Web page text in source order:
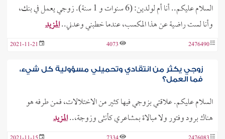
السلام عليكم.. أنا أم لولدين: (6 سنوات و 1 سنة). زوجي يعمل في بنك،
وأنا لست راضية عن هذا المكسب، عندما خطبني وعدني..المزيد
2476490
4073
2021-11-21
زوجي يكثر من انتقادي وتحميلي مسؤولية كل شيء،
فما العمل؟
السلام عليكم. علاقتي بزوجي فيها كثير من الاختلالات، فمن طرفه هو
هناك برود وفتور ولا مبالاة بمشاعري كأنثى وزوجة،..المزيد